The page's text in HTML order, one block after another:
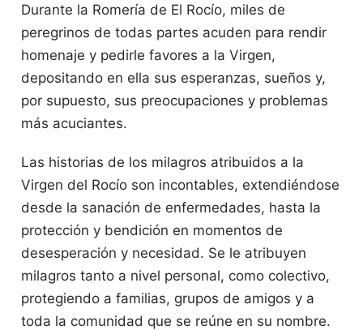
Durante la Romería de El Rocío, miles de
peregrinos de todas partes acuden para rendir
homenaje y pedirle favores a la Virgen,
depositando en ella sus esperanzas, sueños y,
por supuesto, sus preocupaciones y problemas
más acuciantes.
Las historias de los milagros atribuidos a la
Virgen del Rocío son incontables, extendiéndose
desde la sanación de enfermedades, hasta la
protección y bendición en momentos de
desesperación y necesidad. Se le atribuyen
milagros tanto a nivel personal, como colectivo,
protegiendo a familias, grupos de amigos y a
toda la comunidad que se reúne en su nombre.